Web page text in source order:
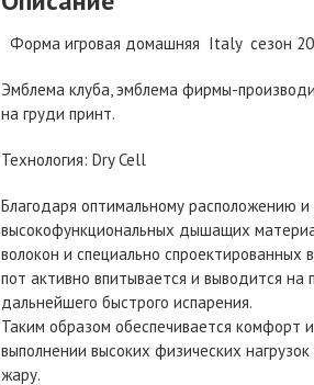
Форма игровая домашняя Italy сезон
Эмблема клуба, эмблема фирмы-
на груди принт.
Технология: Dry Cell
Благодаря оптимальному расположению
высокофункциональных дышащих
волокон и специально спроектированных
пот активно впитывается и выводится на
дальнейшего быстрого испарения.
Таким образом обеспечивается комфорт
выполнении высоких физических
жару.